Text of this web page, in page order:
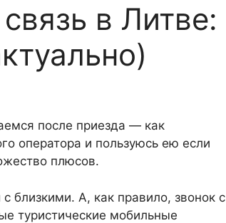
в Литве:
после приезда — как
оператора и пользуюсь ею если
плюсов.
близкими. А, как правило, звонок с
туристические мобильные